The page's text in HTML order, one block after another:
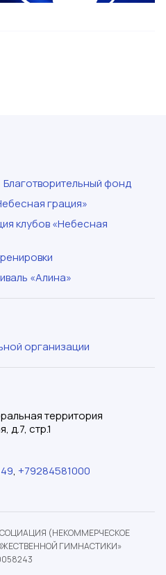
Благотворительный фонд
грация»
клубов «Небесная
«Алина»
организации
территория
д.7, стр.1
, +79284581000
(НЕКОММЕРЧЕСКОЕ
ГИМНАСТИКИ»